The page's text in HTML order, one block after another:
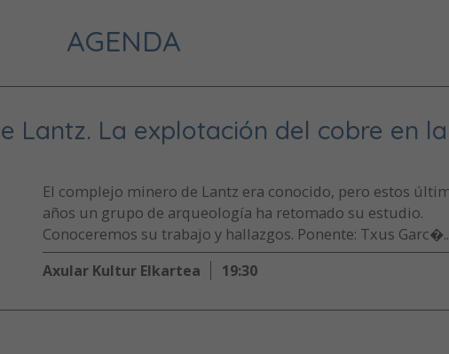
AGENDA
Lantz. La explotación del cobre en la
El complejo minero de Lantz era conocido, pero estos
años un grupo de arqueología ha retomado su estudio.
Conoceremos su trabajo y hallazgos. Ponente: Txus
Axular Kultur Elkartea 19:30